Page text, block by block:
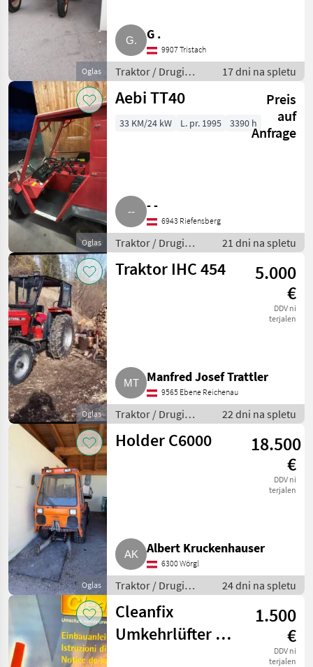
Oglas
G .
9907 Tristach
Traktor / Drugi
traktor
17 dni na spletu
Oglas
Aebi TT40
Preis
auf
Anfrage
33 KM/24 kW L. pr. 1995 3390 h
- -
6943 Riefensberg
Traktor / Drugi
traktor
21 dni na spletu
Oglas
Traktor IHC 454
5.000
€
DDV ni
terjalen
Manfred Josef Trattler
9565 Ebene Reichenau
Traktor / Drugi
traktor
22 dni na spletu
Oglas
Holder C6000
18.500
€
DDV ni
terjalen
Albert Kruckenhauser
6300 Wörgl
Traktor / Drugi
traktor
24 dni na spletu
Cleanfix
Umkehrlüfter für
1.500
€
DDV ni
terjalen